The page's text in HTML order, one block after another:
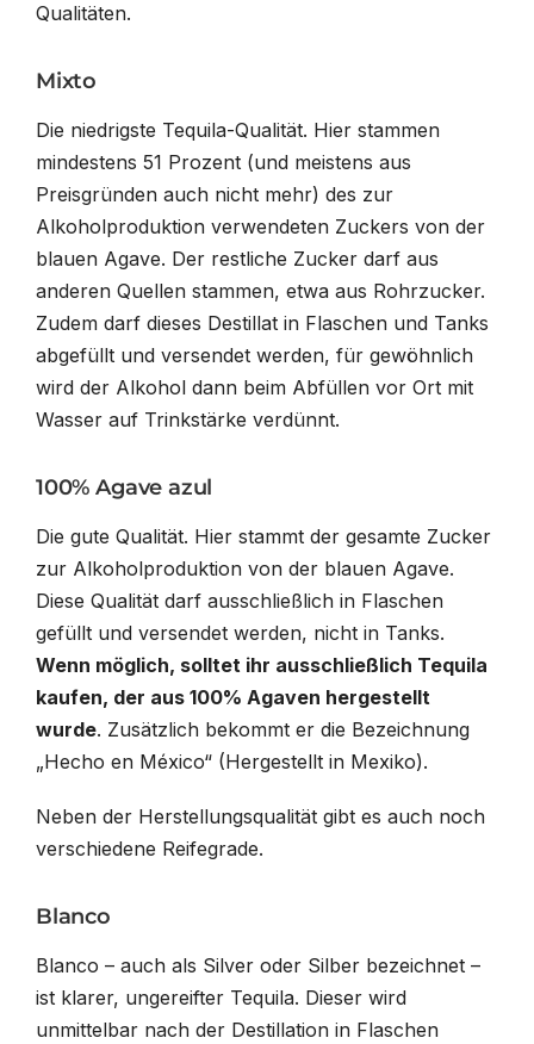
Qualitäten.
Mixto
Die niedrigste Tequila-Qualität. Hier stammen
mindestens 51 Prozent (und meistens aus
Preisgründen auch nicht mehr) des zur
Alkoholproduktion verwendeten Zuckers von der
blauen Agave. Der restliche Zucker darf aus
anderen Quellen stammen, etwa aus Rohrzucker.
Zudem darf dieses Destillat in Flaschen und Tanks
abgefüllt und versendet werden, für gewöhnlich
wird der Alkohol dann beim Abfüllen vor Ort mit
Wasser auf Trinkstärke verdünnt.
100% Agave azul
Die gute Qualität. Hier stammt der gesamte Zucker
zur Alkoholproduktion von der blauen Agave.
Diese Qualität darf ausschließlich in Flaschen
gefüllt und versendet werden, nicht in Tanks.
Wenn möglich, solltet ihr ausschließlich Tequila
kaufen, der aus 100% Agaven hergestellt
wurde. Zusätzlich bekommt er die Bezeichnung
„Hecho en México“ (Hergestellt in Mexiko).
Neben der Herstellungsqualität gibt es auch noch
verschiedene Reifegrade.
Blanco
Blanco – auch als Silver oder Silber bezeichnet –
ist klarer, ungereifter Tequila. Dieser wird
unmittelbar nach der Destillation in Flaschen